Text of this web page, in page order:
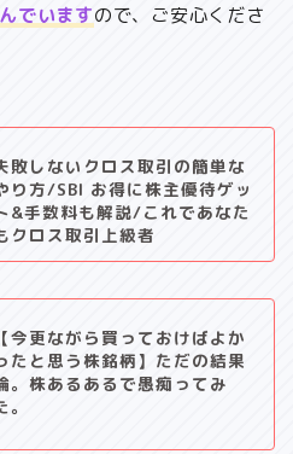
でいますので、ご安心くださ
敗しないクロス取引の簡単な
り方/SBI お得に株主優待ゲッ
&手数料も解説/これであなた
クロス取引上級者
【今更ながら買っておけばよか
たと思う株銘柄】ただの結果
。株あるあるで愚痴ってみ
。